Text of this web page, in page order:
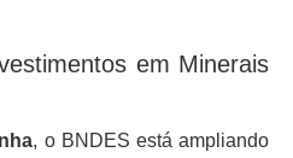
em Minerais
, o BNDES está ampliando